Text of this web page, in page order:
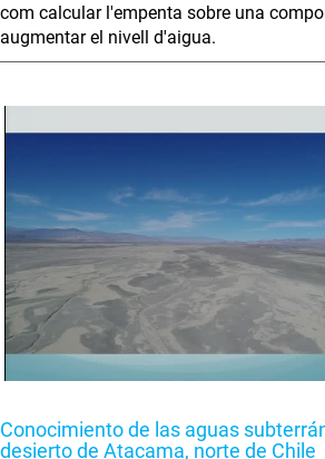
com calcular l'empenta sobre una
augmentar el nivell d'aigua.
Conocimiento de las aguas
desierto de Atacama, norte de Chile